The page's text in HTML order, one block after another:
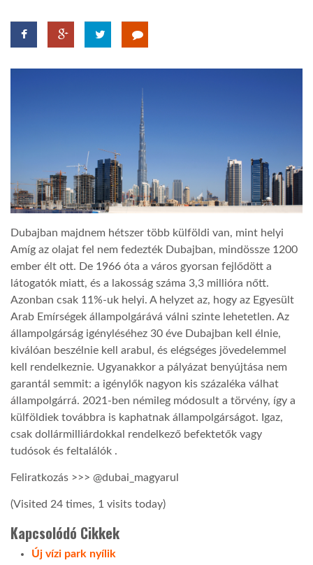
GLOBOTV BP
TROPICALMAGAZIN
GLOBOTV
AFRIKA TUDÁSTÁR
A NAP SZÉPE
LINKTR.EE
GLOBOZSARU
Dubajban majdnem hétszer több külföldi van, mint helyi
Amíg az olajat fel nem fedezték Dubajban, mindössze 1200
ember élt ott. De 1966 óta a város gyorsan fejlődött a
látogatók miatt, és a lakosság száma 3,3 millióra nőtt.
Azonban csak 11%-uk helyi. A helyzet az, hogy az Egyesült
Arab Emírségek állampolgárává válni szinte lehetetlen. Az
állampolgárság igényléséhez 30 éve Dubajban kell élnie,
kiválóan beszélnie kell arabul, és elégséges jövedelemmel
kell rendelkeznie. Ugyanakkor a pályázat benyújtása nem
garantál semmit: a igénylők nagyon kis százaléka válhat
állampolgárrá. 2021-ben némileg módosult a törvény, így a
külföldiek továbbra is kaphatnak állampolgárságot. Igaz,
csak dollármilliárdokkal rendelkező befektetők vagy
tudósok és feltalálók .
Feliratkozás >>> @dubai_magyarul
(Visited 24 times, 1 visits today)
Kapcsolódó Cikkek
Új vízi park nyílik